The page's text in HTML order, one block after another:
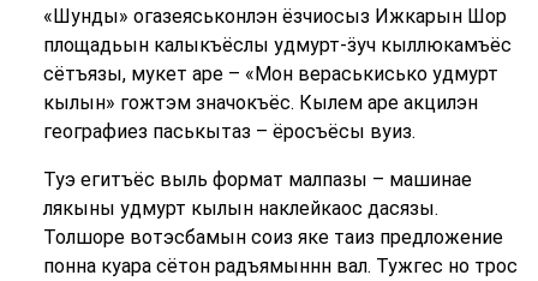
«Шунды» огазеяськонлэн ёзчиосыз Ижкарын Шор
площадьын калыкъёслы удмурт-ӟуч кыллюкамъёс
сётъязы, мукет аре – «Мон вераськисько удмурт
кылын» гожтэм значокъёс. Кылем аре акцилэн
географиез паськытаз – ёросъёсы вуиз.
Туэ егитъёс выль формат малпазы – машинае
лякыны удмурт кылын наклейкаос дасязы.
Толшоре вотэсбамын соиз яке таиз предложение
понна куара сётон радъямыннн вал. Тужгес но трос